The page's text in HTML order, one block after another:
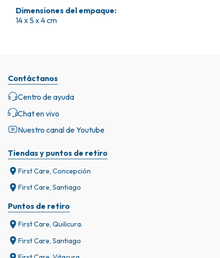
Dimensiones del empaque:
14 x 5 x 4 cm
Tiendas y puntos de retiro
First Care, Concepción
First Care, Santiago
Puntos de retiro
First Care, Quilicura.
First Care, Santiago
Contáctanos
Centro de ayuda
Chat en vivo
Nuestro canal de Youtube